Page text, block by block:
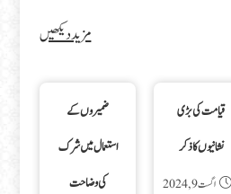
مزید دیکھیں
قیامت کی بڑی
نشانیوں کا ذکر
اگست 9, 2024
ضمیروں کے
استعمال میں شرک
کی وضاحت